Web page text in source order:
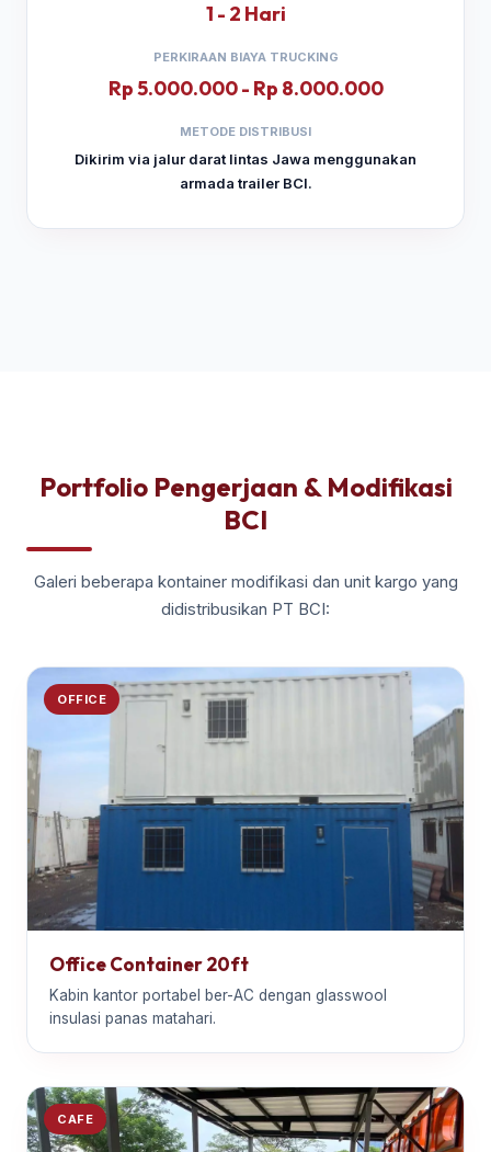
1 - 2 Hari
PERKIRAAN BIAYA TRUCKING
Rp 5.000.000 - Rp 8.000.000
METODE DISTRIBUSI
Dikirim via jalur darat lintas Jawa menggunakan
armada trailer BCI.
Portfolio Pengerjaan & Modifikasi
BCI
Galeri beberapa kontainer modifikasi dan unit kargo yang
didistribusikan PT BCI:
OFFICE
Office Container 20ft
Kabin kantor portabel ber-AC dengan glasswool
insulasi panas matahari.
CAFE